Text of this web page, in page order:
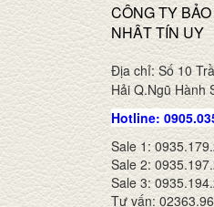
CÔNG TY
NHÂT TÍN UY
Địa chỉ: Số 10
Hải Q.Ngũ Hành
Hotline:
Sale 1:
Sale 2:
Sale 3:
Tư vấn: